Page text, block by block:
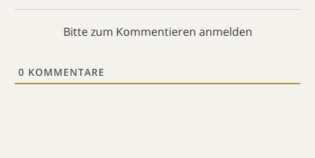
Bitte zum Kommentieren anmelden
0 KOMMENTARE